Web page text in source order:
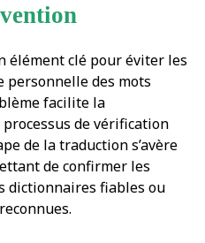
élément clé pour éviter les
personnelle des mots
facilite la
de vérification
de la traduction s’avère
de confirmer les
dictionnaires fiables ou